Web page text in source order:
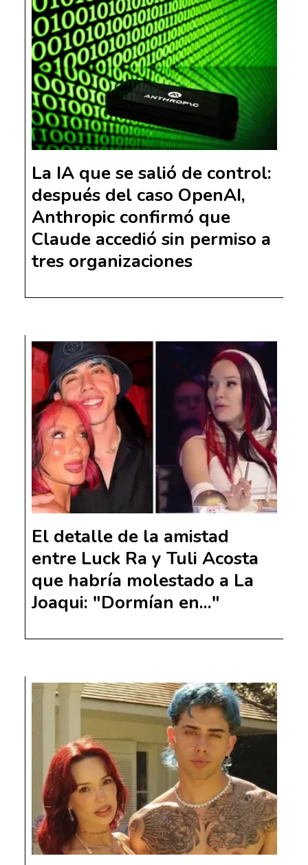
La IA que se salió de control:
después del caso OpenAI,
Anthropic confirmó que
Claude accedió sin permiso a
tres organizaciones
El detalle de la amistad
entre Luck Ra y Tuli Acosta
que habría molestado a La
Joaqui: "Dormían en..."